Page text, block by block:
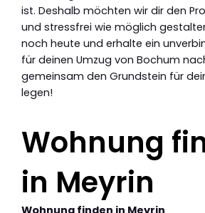
ist. Deshalb möchten wir dir den
und stressfrei wie möglich
noch heute und erhalte ein
für deinen Umzug von Bochum
gemeinsam den Grundstein für
legen!
Wohnung
in Meyrin
Wohnung finden in Meyrin